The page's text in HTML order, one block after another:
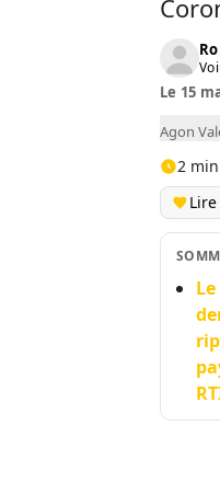
Le 15
Agon
2